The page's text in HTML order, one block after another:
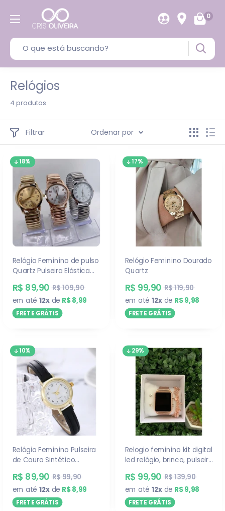
0
Relógios
4 produtos
Filtrar Ordenar por
18%
Relógio Feminino de pulso
Quartz Pulseira Elástica
Dourado e Rose breto
prata Moda Blogueira
R$ 89,90 R$ 109,90
em até 12xde R$ 8,99
FRETE GRÁTIS
17%
Relógio Feminino Dourado
Quartz
R$ 99,90 R$ 119,90
em até 12xde R$ 9,98
FRETE GRÁTIS
10%
Relógio Feminino Pulseira
de Couro Sintético
R$ 89,90 R$ 99,90
em até 12xde R$ 8,99
FRETE GRÁTIS
29%
Relogio feminino kit digital
led relógio, brinco, pulseira
R$ 99,90 R$ 139,90
em até 12xde R$ 9,98
FRETE GRÁTIS